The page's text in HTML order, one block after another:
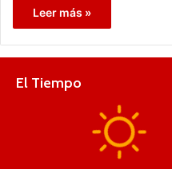
Leer más »
El Tiempo